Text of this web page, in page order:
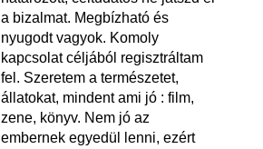
a bizalmat. Megbízható és
nyugodt vagyok. Komoly
kapcsolat céljából regisztráltam
fel. Szeretem a természetet,
állatokat, mindent ami jó : film,
zene, könyv. Nem jó az
embernek egyedül lenni, ezért